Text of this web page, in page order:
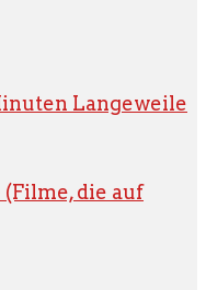
Langeweile
(Filme, die auf